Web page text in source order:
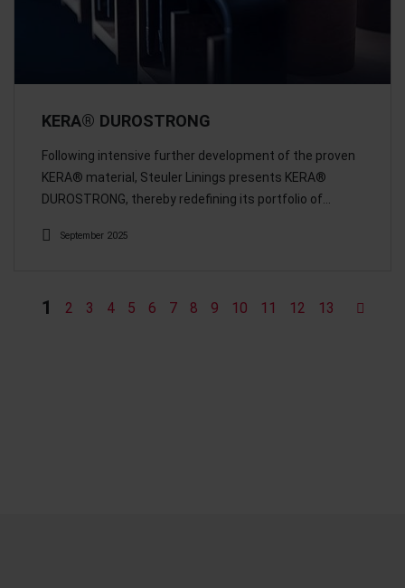
KERA® DUROSTRONG
Following intensive further development of the proven
KERA® material, Steuler Linings presents KERA®
DUROSTRONG, thereby redefining its portfolio of…
September 2025
1 2 3 4 5 6 7 8 9 10 11 12 13